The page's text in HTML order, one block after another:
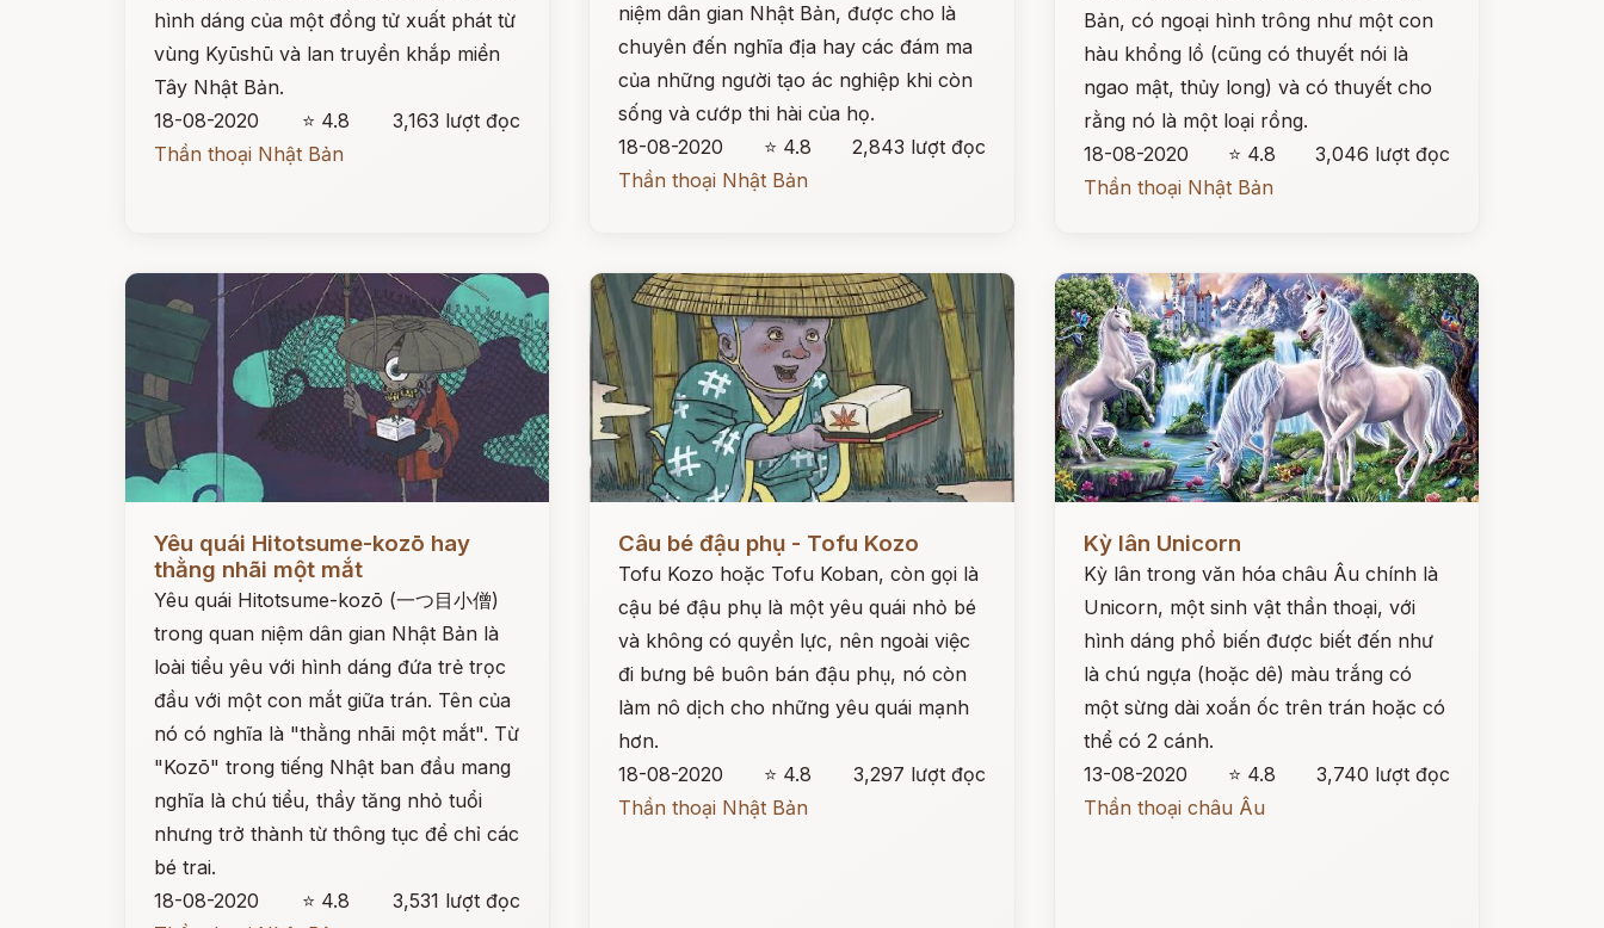
hình dáng của một đồng tử xuất phát từ
vùng Kyūshū và lan truyền khắp miền
Tây Nhật Bản.
18-08-2020
⭐ 4.8
3,163 lượt đọc
Thần thoại Nhật Bản
niệm dân gian Nhật Bản, được cho là
chuyên đến nghĩa địa hay các đám ma
của những người tạo ác nghiệp khi còn
sống và cướp thi hài của họ.
18-08-2020
⭐ 4.8
2,843 lượt đọc
Thần thoại Nhật Bản
Bản, có ngoại hình trông như một con
hàu khổng lồ (cũng có thuyết nói là
ngao mật, thủy long) và có thuyết cho
rằng nó là một loại rồng.
18-08-2020
⭐ 4.8
3,046 lượt đọc
Thần thoại Nhật Bản
Yêu quái Hitotsume-kozō hay
thằng nhãi một mắt
Yêu quái Hitotsume-kozō (一つ目小僧)
trong quan niệm dân gian Nhật Bản là
loài tiểu yêu với hình dáng đứa trẻ trọc
đầu với một con mắt giữa trán. Tên của
nó có nghĩa là "thằng nhãi một mắt". Từ
"Kozō" trong tiếng Nhật ban đầu mang
nghĩa là chú tiểu, thầy tăng nhỏ tuổi
nhưng trở thành từ thông tục để chỉ các
bé trai.
18-08-2020
⭐ 4.8
3,531 lượt đọc
Câu bé đậu phụ - Tofu Kozo
Tofu Kozo hoặc Tofu Koban, còn gọi là
cậu bé đậu phụ là một yêu quái nhỏ bé
và không có quyền lực, nên ngoài việc
đi bưng bê buôn bán đậu phụ, nó còn
làm nô dịch cho những yêu quái mạnh
hơn.
18-08-2020
⭐ 4.8
3,297 lượt đọc
Thần thoại Nhật Bản
Kỳ lân Unicorn
Kỳ lân trong văn hóa châu Âu chính là
Unicorn, một sinh vật thần thoại, với
hình dáng phổ biến được biết đến như
là chú ngựa (hoặc dê) màu trắng có
một sừng dài xoắn ốc trên trán hoặc có
thể có 2 cánh.
13-08-2020
⭐ 4.8
3,740 lượt đọc
Thần thoại châu Âu